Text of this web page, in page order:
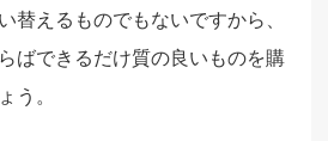
替えるものでもないですから、
ばできるだけ質の良いものを購
う。